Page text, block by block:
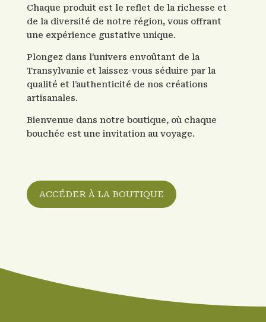
Chaque produit est le reflet de la richesse et
de la diversité de notre région, vous offrant
une expérience gustative unique.
Plongez dans l’univers envoûtant de la
Transylvanie et laissez-vous séduire par la
qualité et l’authenticité de nos créations
artisanales.
Bienvenue dans notre boutique, où chaque
bouchée est une invitation au voyage.
ACCÉDER À LA BOUTIQUE